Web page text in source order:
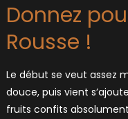
Donnez
Rousse !
Le début se veut assez
douce, puis vient
fruits confits